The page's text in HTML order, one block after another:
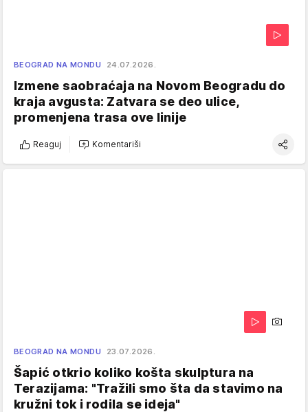
BEOGRAD NA MONDU 24.07.2026.
Izmene saobraćaja na Novom Beogradu do
kraja avgusta: Zatvara se deo ulice,
promenjena trasa ove linije
Reaguj Komentariši
BEOGRAD NA MONDU 23.07.2026.
Šapić otkrio koliko košta skulptura na
Terazijama: "Tražili smo šta da stavimo na
kružni tok i rodila se ideja"